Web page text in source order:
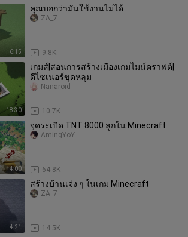
6:15
คุณบอกว่ามันใช้งานไม่ได้
9.8K
ZA_7
18:30
เกมส์|สอนการสร้างเมืองเกมไมน์คราฟต์|
ดีไซเนอร์ขุดหลุม
10.7K
Nanaroid
4:00
จุดระเบิด TNT 8000 ลูกใน Minecraft
64.8K
AmingYoY
4:21
สร้างบ้านเจ๋ง ๆ ในเกม Minecraft
14.5K
ZA_7